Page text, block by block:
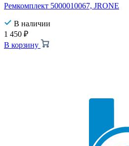
Ремкомплект 5000010067, JRONE
В наличии
1 450 ₽
В корзину